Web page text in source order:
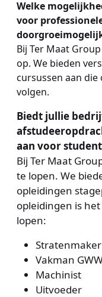
Welke
voor
Bij Ter Maat
op. We bieden
cursussen aan
volgen.
Biedt jullie
aan voor
Bij Ter Maat
te lopen. We
opleidingen
opleidingen is
lopen:
Stratenmaker
Vakman
Machinist
Uitvoeder